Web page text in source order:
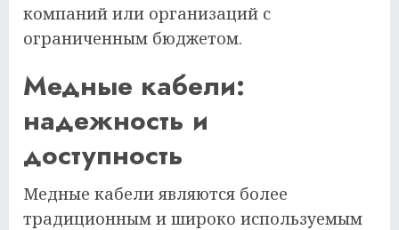
компаний или организаций с
ограниченным бюджетом.
Медные кабели:
надежность и
доступность
Медные кабели являются более
традиционным и широко используемым